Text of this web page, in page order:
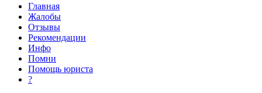
Главная
Жалобы
Отзывы
Рекомендации
Инфо
Помни
Помощь юриста
?